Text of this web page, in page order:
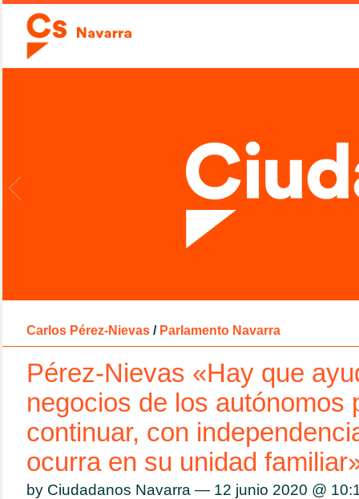
Carlos Pérez-Nievas / Parlamento Navarra
Pérez-Nievas «Hay que
negocios de los autónomos
continuar, con
ocurra en su unidad
by Ciudadanos Navarra — 12 junio 2020 @